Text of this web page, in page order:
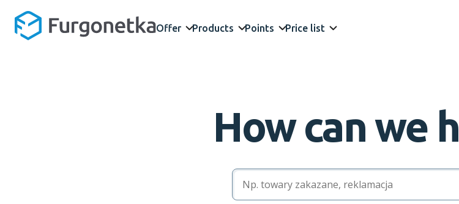
Offer Products Points Price list
How can we